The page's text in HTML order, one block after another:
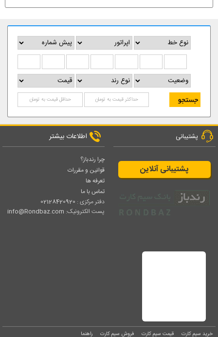
پشتیبانی
پشتیبانی آنلاین
اطلاعات بیشتر
چرا رندباز؟
قوانین و مقررات
تعرفه ها
تماس با ما
دفتر مرکزی : 02128420920
پست الکترونیک: info@Rondbaz.com
خرید سیم کارت قیمت سیم کارت فروش سیم کارت راهنما